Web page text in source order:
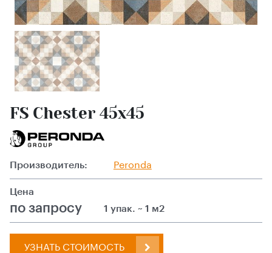
FS Chester 45x45
Производитель: Peronda
Цена
по запросу 1 упак. ~ 1 м2
УЗНАТЬ СТОИМОСТЬ